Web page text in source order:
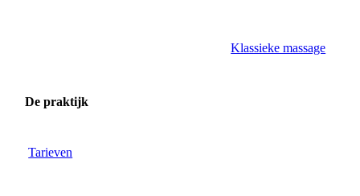
Klassieke massage
De praktijk
Tarieven